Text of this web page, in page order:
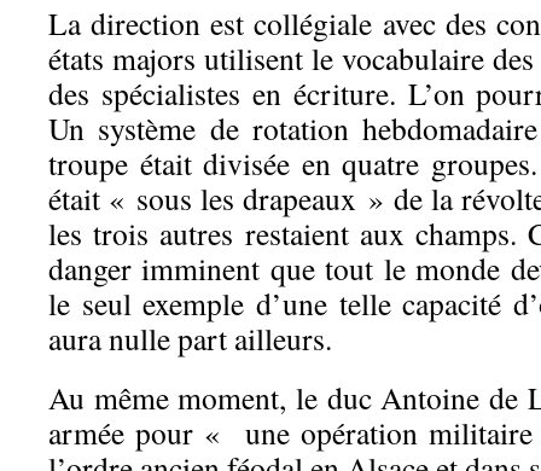
La direction est collégiale avec des
états majors utilisent le vocabulaire
des spécialistes en écriture. L’on
Un système de rotation
troupe était divisée en quatre
était « sous les drapeaux » de la
les trois autres restaient aux champs.
danger imminent que tout le monde
le seul exemple d’une telle capacité
aura nulle part ailleurs.
Au même moment, le duc Antoine de
armée pour « une opération